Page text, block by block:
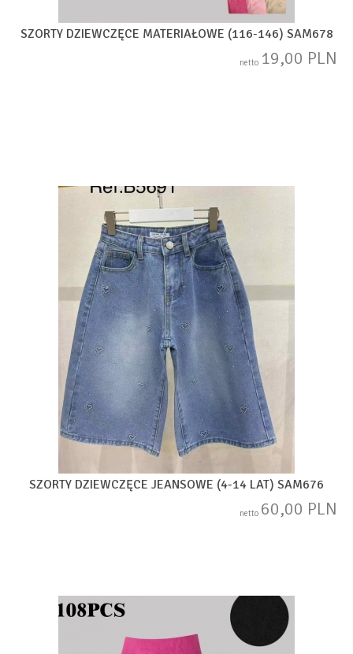
SZORTY DZIEWCZĘCE MATERIAŁOWE (116-146) SAM678
netto 19,00 PLN
SZORTY DZIEWCZĘCE JEANSOWE (4-14 LAT) SAM676
netto 60,00 PLN